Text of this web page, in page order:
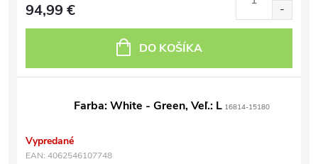
94,99 €
DO KOŠÍKA
Farba: White - Green, Veľ.: L 16814-15180
Vypredané
EAN: 4062546107748